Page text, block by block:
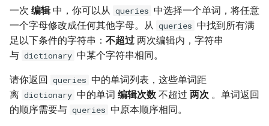
10.1. 斐波那契数列
10.2. 青蛙跳台阶问题
11. 旋转数组的最小数字
12. 矩阵中的路径
6. 排序数组中两个数字之和
7. 数组中和为 0 的三个数
数组
9. 乘积小于 K 的子数组
1.7. 旋转矩阵
1.8. 零矩阵
1.9. 字符串轮转
2.1. 移除重复节点
一次 编辑中，你可以从 queries 中选择一个单词，将任意
一个字母修改成任何其他字母。从 queries 中找到所有满
足以下条件的字符串： 不超过 两次编辑内，字符串
与 dictionary 中某个字符串相同。
请你返回 queries 中的单词列表，这些单词距
离 dictionary 中的单词 编辑次数 不超过 两次 。单词返回
的顺序需要与 queries 中原本顺序相同。